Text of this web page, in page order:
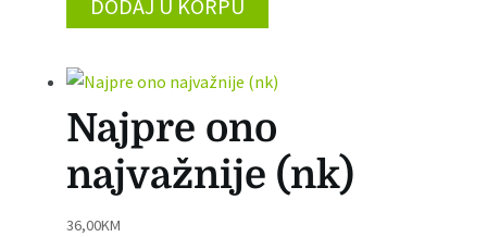
DODAJ U KORPU
Najpre ono
najvažnije (nk)
36,00KM